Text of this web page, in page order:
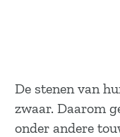
De stenen van
zwaar. Daarom
onder andere